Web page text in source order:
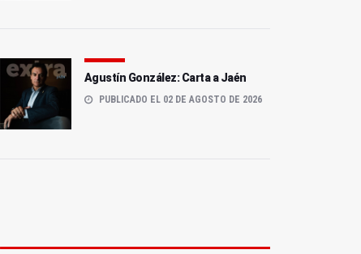
Agustín González: Carta a Jaén
PUBLICADO EL 02 DE AGOSTO DE 2026